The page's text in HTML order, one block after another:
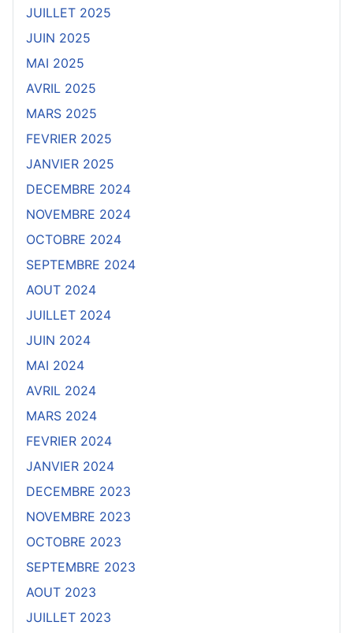
JUILLET 2025
JUIN 2025
MAI 2025
AVRIL 2025
MARS 2025
FEVRIER 2025
JANVIER 2025
DECEMBRE 2024
NOVEMBRE 2024
OCTOBRE 2024
SEPTEMBRE 2024
AOUT 2024
JUILLET 2024
JUIN 2024
MAI 2024
AVRIL 2024
MARS 2024
FEVRIER 2024
JANVIER 2024
DECEMBRE 2023
NOVEMBRE 2023
OCTOBRE 2023
SEPTEMBRE 2023
AOUT 2023
JUILLET 2023